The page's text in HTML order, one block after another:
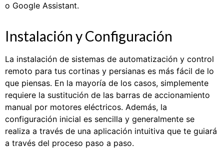
o Google Assistant.
Instalación y Configuración
La instalación de sistemas de automatización y control
remoto para tus cortinas y persianas es más fácil de lo
que piensas. En la mayoría de los casos, simplemente
requiere la sustitución de las barras de accionamiento
manual por motores eléctricos. Además, la
configuración inicial es sencilla y generalmente se
realiza a través de una aplicación intuitiva que te guiará
a través del proceso paso a paso.